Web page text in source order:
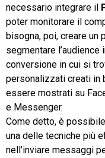
necessario integrare il
poter monitorare il
bisogna, poi, creare
segmentare
conversione in cui si
personalizzati creati in
essere mostrati su
e Messenger.
Come detto, è
una delle tecniche più
nell’inviare messaggi